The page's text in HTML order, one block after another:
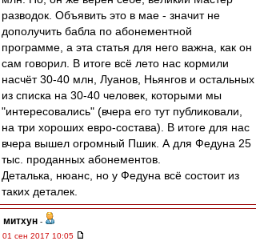
разводок. Объявить это в мае - значит не
дополучить бабла по абонементной
программе, а эта статья для него важна, как он
сам говорил. В итоге всё лето нас кормили
насчёт 30-40 млн, Луанов, Ньянгов и остальных
из списка на 30-40 человек, которыми мы
"интересовались" (вчера его тут публиковали,
на три хороших евро-состава). В итоге для нас
вчера вышел огромный Пшик. А для Федуна 25
тыс. проданных абонементов.
Деталька, нюанс, но у Федуна всё состоит из
таких деталек.
митхун -
01 сен 2017 10:05